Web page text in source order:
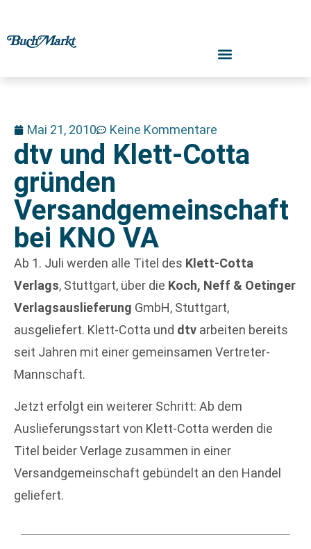
Mai 21, 2010 Keine Kommentare
dtv und Klett-Cotta
gründen
Versandgemeinschaft
bei KNO VA
Ab 1. Juli werden alle Titel des Klett-Cotta
Verlags, Stuttgart, über die Koch, Neff & Oetinger
Verlagsauslieferung GmbH, Stuttgart,
ausgeliefert. Klett-Cotta und dtv arbeiten bereits
seit Jahren mit einer gemeinsamen Vertreter-
Mannschaft.
Jetzt erfolgt ein weiterer Schritt: Ab dem
Auslieferungsstart von Klett-Cotta werden die
Titel beider Verlage zusammen in einer
Versandgemeinschaft gebündelt an den Handel
geliefert.